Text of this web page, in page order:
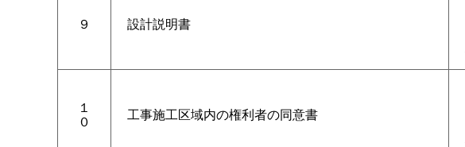
９
設計説明書
１
０
工事施工区域内の権利者の同意書